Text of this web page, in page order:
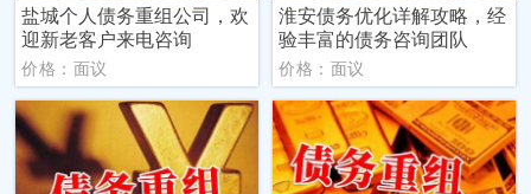
盐城个人债务重组公司，欢
迎新老客户来电咨询
价格：面议
淮安债务优化详解攻略，经
验丰富的债务咨询团队
价格：面议